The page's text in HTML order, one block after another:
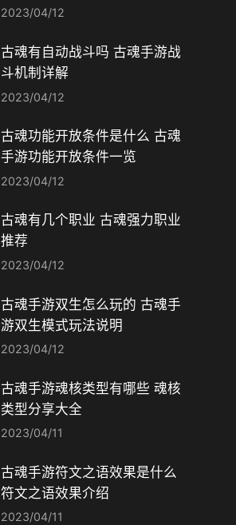
2023/04/12
古魂有自动战斗吗 古魂手游战
斗机制详解
2023/04/12
古魂功能开放条件是什么 古魂
手游功能开放条件一览
2023/04/12
古魂有几个职业 古魂强力职业
推荐
2023/04/12
古魂手游双生怎么玩的 古魂手
游双生模式玩法说明
2023/04/12
古魂手游魂核类型有哪些 魂核
类型分享大全
2023/04/11
古魂手游符文之语效果是什么
符文之语效果介绍
2023/04/11